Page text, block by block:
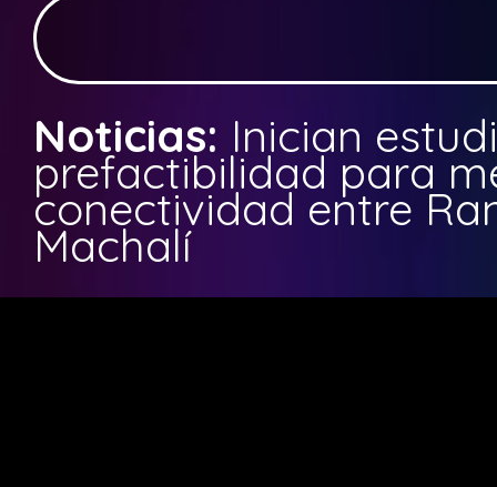
Noticias: Inician
prefactibilidad para
conectividad entre
Machalí